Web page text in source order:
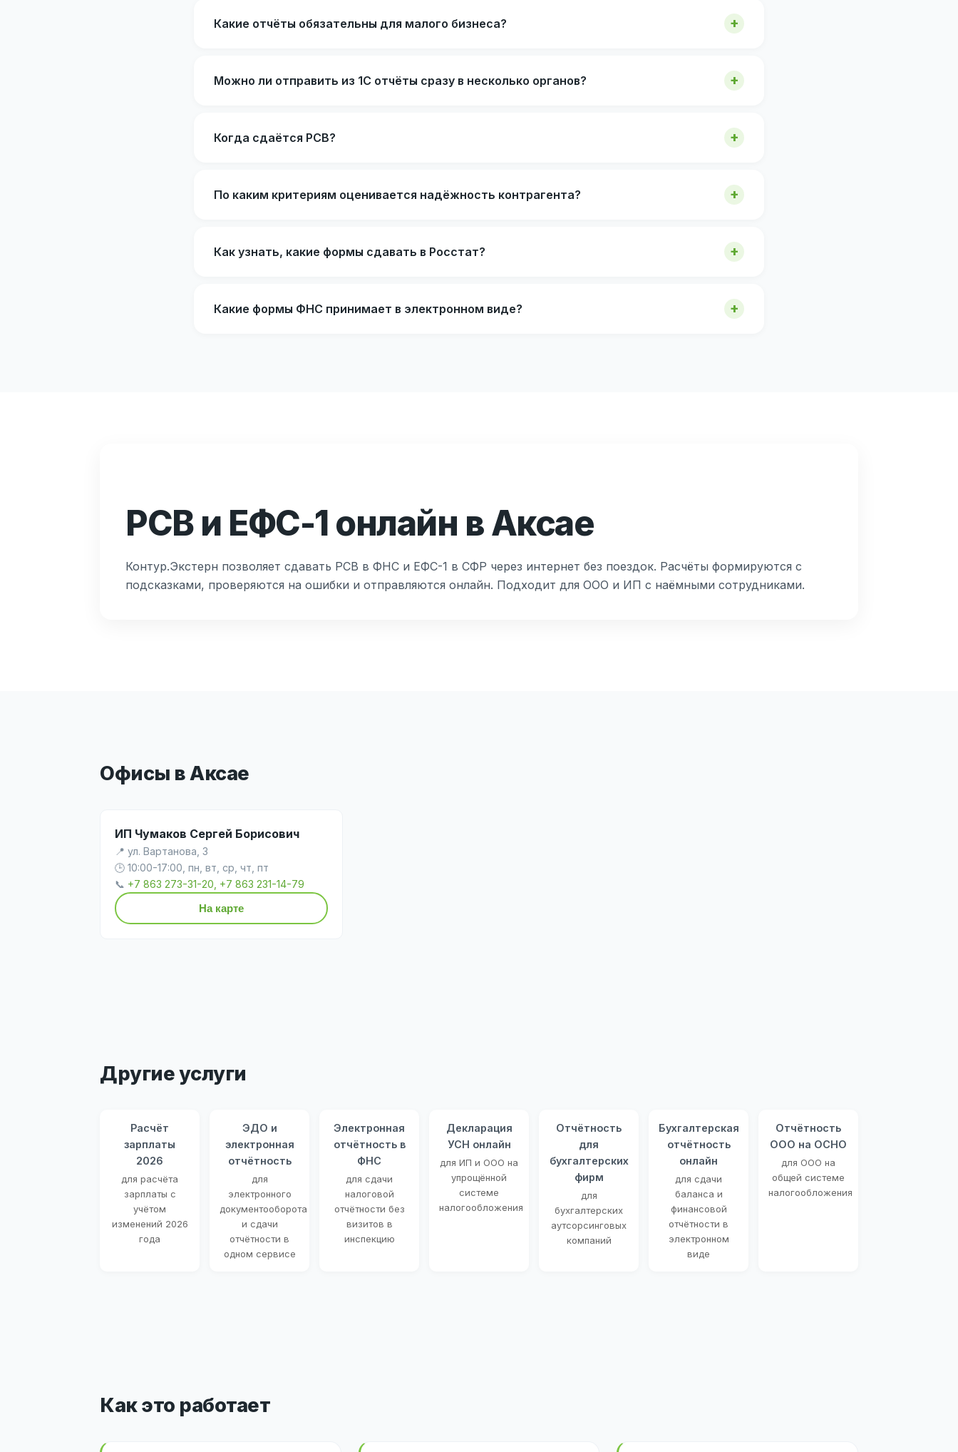
Какие отчёты обязательны для малого бизнеса?
Можно ли отправить из 1С отчёты сразу в несколько органов?
Когда сдаётся РСВ?
По каким критериям оценивается надёжность контрагента?
Как узнать, какие формы сдавать в Росстат?
Какие формы ФНС принимает в электронном виде?
РСВ и ЕФС-1 онлайн в Аксае
Контур.Экстерн позволяет сдавать РСВ в ФНС и ЕФС-1 в СФР через интернет без поездок. Расчёты формируются с
подсказками, проверяются на ошибки и отправляются онлайн. Подходит для ООО и ИП с наёмными сотрудниками.
Офисы в Аксае
ИП Чумаков Сергей Борисович
📍 ул. Вартанова, 3
🕒 10:00-17:00, пн, вт, ср, чт, пт
📞 +7 863 273-31-20, +7 863 231-14-79
На карте
Другие услуги
Расчёт
зарплаты
2026
для расчёта
зарплаты с
учётом
изменений 2026
года
ЭДО и
электронная
отчётность
для
электронного
документооборота
и сдачи
отчётности в
одном сервисе
Электронная
отчётность в
ФНС
для сдачи
налоговой
отчётности без
визитов в
инспекцию
Декларация
УСН онлайн
для ИП и ООО на
упрощённой
системе
налогообложения
Отчётность
для
бухгалтерских
фирм
для
бухгалтерских
аутсорсинговых
компаний
Бухгалтерская
отчётность
онлайн
для сдачи
баланса и
финансовой
отчётности в
электронном
виде
Отчётность
ООО на ОСНО
для ООО на
общей системе
налогообложения
Как это работает